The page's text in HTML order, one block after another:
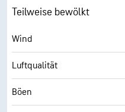
AccuLumen Brightness Index™
Bewölkung
Sichtweite
Wolkendecke
Teilweise bewölkt
Wind
Luftqualität
Böen